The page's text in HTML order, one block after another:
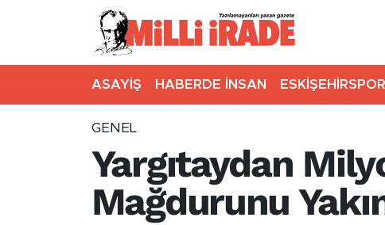
ASAYİŞ HABERDE İNSAN ESKİŞEHİRSPOR
GENEL
Yargıtaydan
Mağdurunu